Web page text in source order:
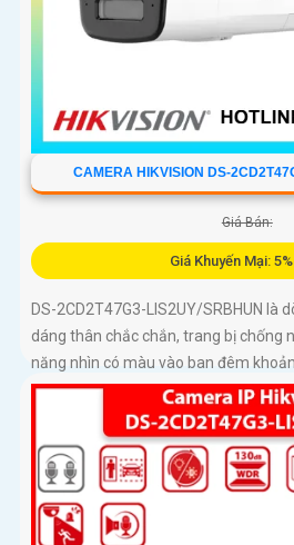
CAMERA HIKVISION DS-
Giá Bán:
Giá Khuyến Mại:
DS-2CD2T47G3-LIS2UY/SRBHUN là
dáng thân chắc chắn, trang bị chống
năng nhìn có màu vào ban đêm
phát hiện chuyển động và phân biệt
tiện, ống kính 4